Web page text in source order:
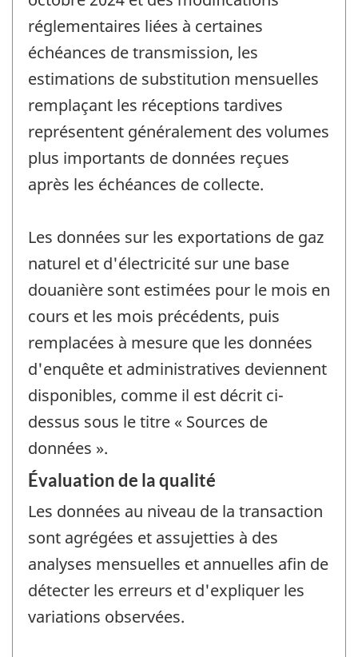
réglementaires liées à certaines
échéances de transmission, les
estimations de substitution mensuelles
remplaçant les réceptions tardives
représentent généralement des volumes
plus importants de données reçues
après les échéances de collecte.
Les données sur les exportations de gaz
naturel et d'électricité sur une base
douanière sont estimées pour le mois en
cours et les mois précédents, puis
remplacées à mesure que les données
d'enquête et administratives deviennent
disponibles, comme il est décrit ci-
dessus sous le titre « Sources de
données ».
Évaluation de la qualité
Les données au niveau de la transaction
sont agrégées et assujetties à des
analyses mensuelles et annuelles afin de
détecter les erreurs et d'expliquer les
variations observées.